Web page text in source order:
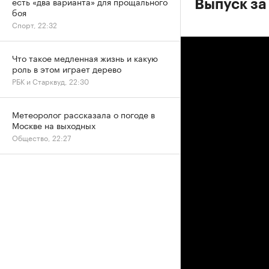
Выпуск
боя
Спорт, 22:32
Что такое медленная жизнь и какую
роль в этом играет дерево
РБК и Старквуд, 22:30
Метеоролог рассказала о погоде в
Москве на выходных
Общество, 22:27